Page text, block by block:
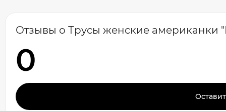
Отзывы о Трусы женские американки
0